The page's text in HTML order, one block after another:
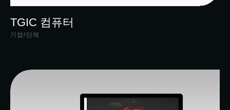
TGIC 컴퓨터
기업/단체